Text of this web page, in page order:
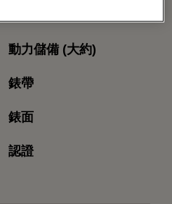
動力儲備 (大約)
錶帶
錶面
認證